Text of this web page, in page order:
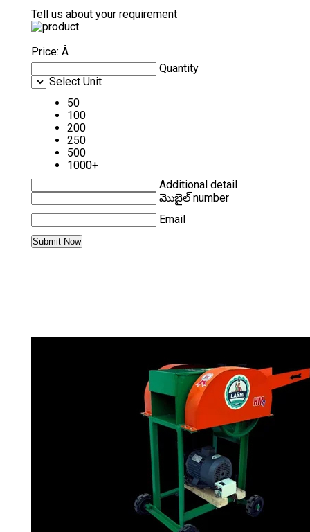
Tell us about your requirement
Price: Â
Quantity
Select Unit
50
100
200
250
500
1000+
Additional detail
మొబైల్ number
Email